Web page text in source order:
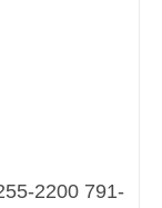
2200 791-